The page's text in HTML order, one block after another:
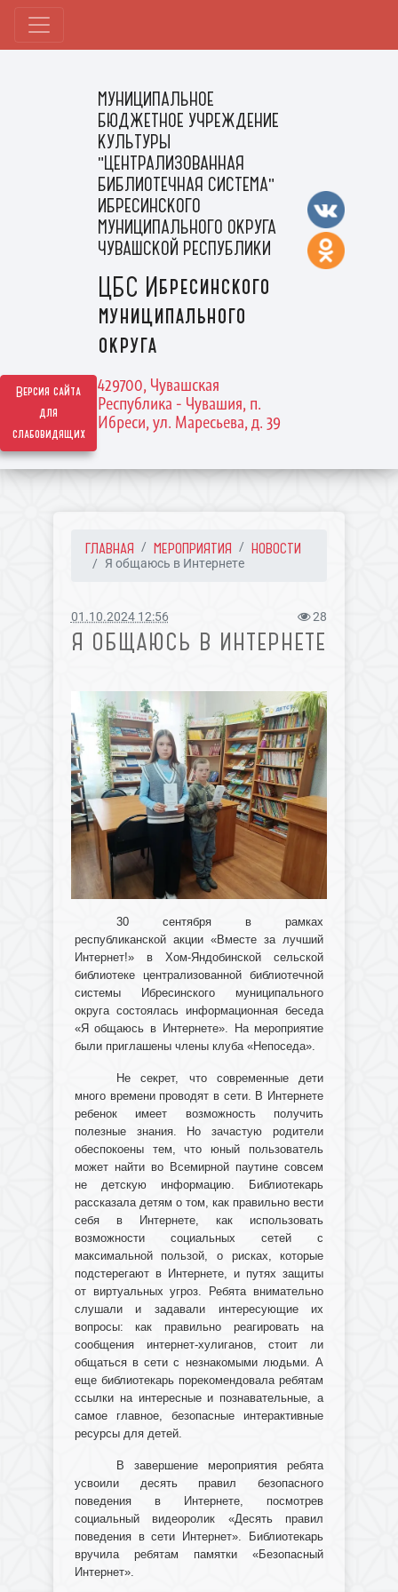
Версия сайта
для
слабовидящих
МУНИЦИПАЛЬНОЕ
БЮДЖЕТНОЕ УЧРЕЖДЕНИЕ
КУЛЬТУРЫ
"ЦЕНТРАЛИЗОВАННАЯ
БИБЛИОТЕЧНАЯ СИСТЕМА"
ИБРЕСИНСКОГО
МУНИЦИПАЛЬНОГО ОКРУГА
ЧУВАШСКОЙ РЕСПУБЛИКИ
ЦБС Ибресинского
муниципального
округа
429700, Чувашская
Республика - Чувашия, п.
Ибреси, ул. Маресьева, д. 39
ГЛАВНАЯ МЕРОПРИЯТИЯ НОВОСТИ
Я общаюсь в Интернете
01.10.2024 12:56 28
Я ОБЩАЮСЬ В ИНТЕРНЕТЕ
30 сентября в рамках
республиканской акции «Вместе за лучший
Интернет!» в Хом-Яндобинской сельской
библиотеке централизованной библиотечной
системы Ибресинского муниципального
округа состоялась информационная беседа
«Я общаюсь в Интернете». На мероприятие
были приглашены члены клуба «Непоседа».
Не секрет, что современные дети
много времени проводят в сети. В Интернете
ребенок имеет возможность получить
полезные знания. Но зачастую родители
обеспокоены тем, что юный пользователь
может найти во Всемирной паутине совсем
не детскую информацию. Библиотекарь
рассказала детям о том, как правильно вести
себя в Интернете, как использовать
возможности социальных сетей с
максимальной пользой, о рисках, которые
подстерегают в Интернете, и путях защиты
от виртуальных угроз. Ребята внимательно
слушали и задавали интересующие их
вопросы: как правильно реагировать на
сообщения интернет-хулиганов, стоит ли
общаться в сети с незнакомыми людьми. А
еще библиотекарь порекомендовала ребятам
ссылки на интересные и познавательные, а
самое главное, безопасные интерактивные
ресурсы для детей.
В завершение мероприятия ребята
усвоили десять правил безопасного
поведения в Интернете, посмотрев
социальный видеоролик «Десять правил
поведения в сети Интернет». Библиотекарь
вручила ребятам памятки «Безопасный
Интернет».